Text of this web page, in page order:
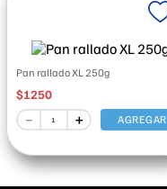
Pan rallado XL 250g
$1250
＋
－ AGREGAR